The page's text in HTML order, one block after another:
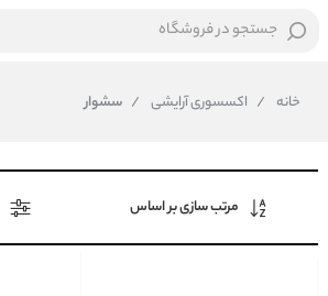
جستجو در فروشگاه
خانه / اکسسوری آرایشی / سشوار
مرتب سازی بر اساس